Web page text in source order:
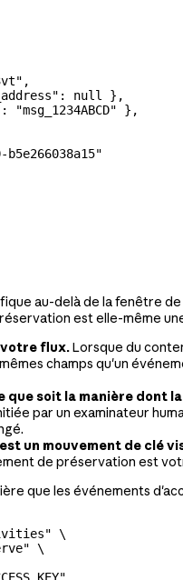
,
: null
},
: "msg_1234ABCD" },
au-delà de la fenêtre
est elle-même
flux.Lorsque du
champs qu'un
soit la manière dont
par un examinateur
un mouvement de clé
de préservation est
que les événements
\
\